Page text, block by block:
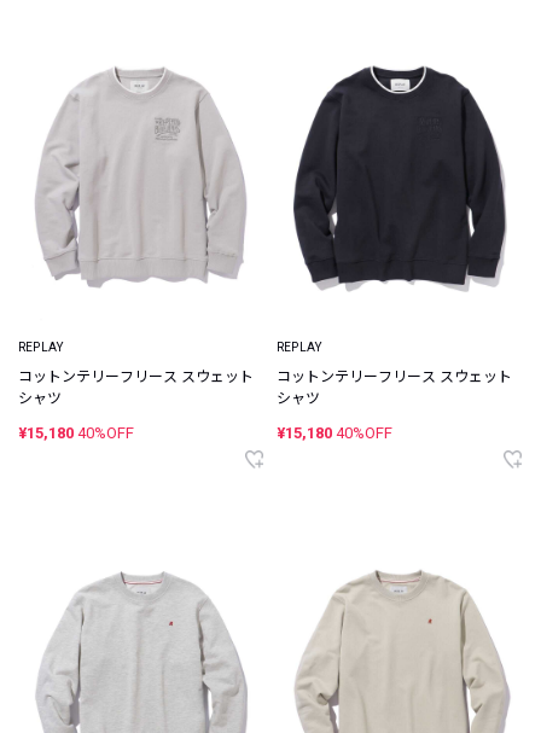
REPLAY
コットンテリーフリース スウェット
シャツ
¥15,180 40%OFF
REPLAY
コットンテリーフリース スウェット
シャツ
¥15,180 40%OFF